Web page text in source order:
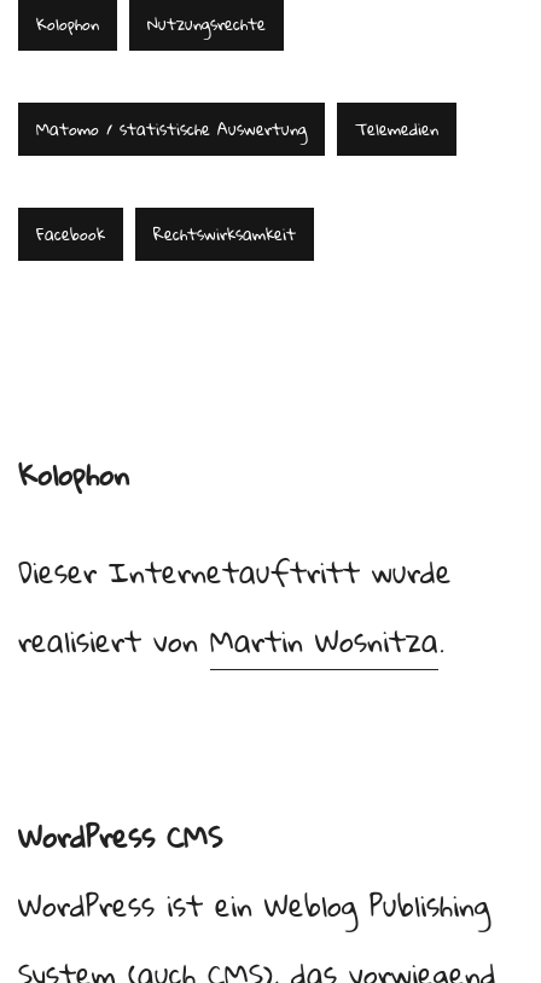
Kolophon Nutzungsrechte
Matomo / statistische Auswertung Telemedien
Facebook Rechtswirksamkeit
Kolophon
Dieser Internetauftritt wurde
realisiert von Martin Wosnitza.
WordPress CMS
WordPress ist ein Weblog Publishing